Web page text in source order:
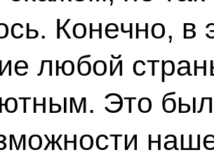
Конечно, в
любой
Это